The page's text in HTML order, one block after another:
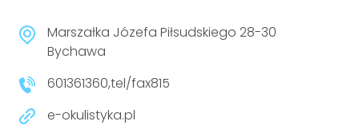
Marszałka Józefa Piłsudskiego 28-30
Bychawa
601361360,tel/fax815
e-okulistyka.pl